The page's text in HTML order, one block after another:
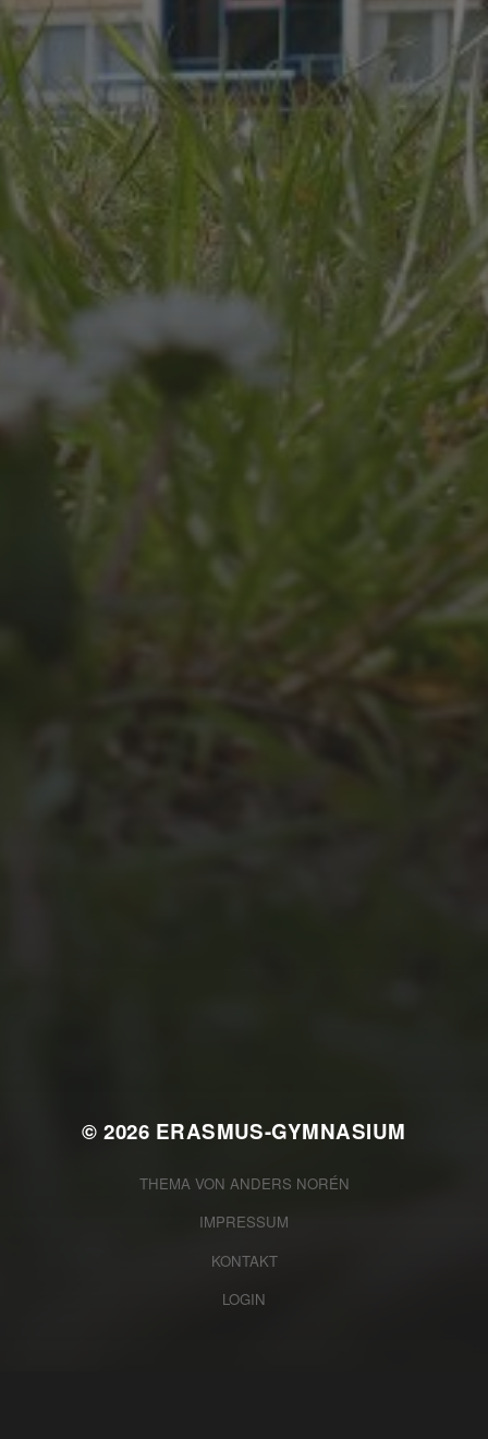
JULI 8, 2026
UNSER SCHUL-/SPORTFEST
2026
UNSER JAHRBUCH 2025/2026
© 2026 ERASMUS-GYMNASIUM
THEMA VON ANDERS NORÉN
IMPRESSUM
KONTAKT
LOGIN